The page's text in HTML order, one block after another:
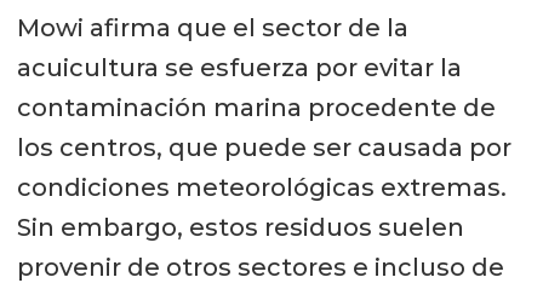
Mowi afirma que el sector de la
acuicultura se esfuerza por evitar la
contaminación marina procedente de
los centros, que puede ser causada por
condiciones meteorológicas extremas.
Sin embargo, estos residuos suelen
provenir de otros sectores e incluso de